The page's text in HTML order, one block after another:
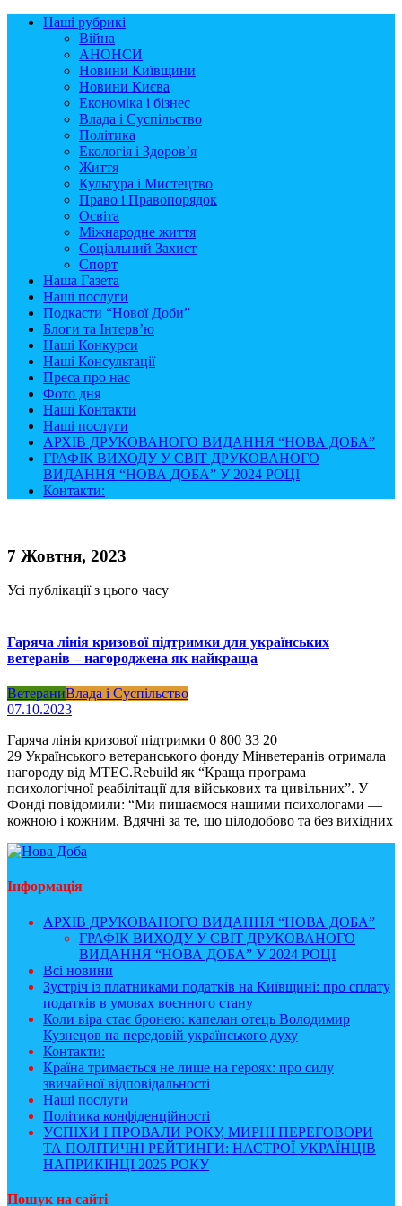
Наші рубрикі
Війна
АНОНСИ
Новини Київщини
Новини Києва
Економіка і бізнес
Влада і Суспільство
Політика
Екологія і Здоров’я
Життя
Культура і Мистецтво
Право і Правопорядок
Освіта
Міжнародне життя
Соціальний Захист
Спорт
Наша Газета
Наші послуги
Подкасти “Нової Доби”
Блоги та Інтерв’ю
Наші Конкурси
Наші Консультації
Преса про нас
Фото дня
Наші Контакти
Наші послуги
АРХІВ ДРУКОВАНОГО ВИДАННЯ “НОВА ДОБА”
ГРАФІК ВИХОДУ У СВІТ ДРУКОВАНОГО
ВИДАННЯ “НОВА ДОБА” У 2024 РОЦІ
Контакти:
7 Жовтня, 2023
Усі публікації з цього часу
Гаряча лінія кризової підтримки для українських
ветеранів – нагороджена як найкраща
ВетераниВлада і Суспільство
07.10.2023
Гаряча лінія кризової підтримки 0 800 33 20
29 Українського ветеранського фонду Мінветеранів отримала
нагороду від MTEC.Rebuild як “Краща програма
психологічної реабілітації для військових та цивільних”. У
Фонді повідомили: “Ми пишаємося нашими психологами —
кожною і кожним. Вдячні за те, що цілодобово та без вихідних
Інформація
АРХІВ ДРУКОВАНОГО ВИДАННЯ “НОВА ДОБА”
ГРАФІК ВИХОДУ У СВІТ ДРУКОВАНОГО
ВИДАННЯ “НОВА ДОБА” У 2024 РОЦІ
Всі новини
Зустріч із платниками податків на Київщині: про сплату
податків в умовах воєнного стану
Коли віра стає бронею: капелан отець Володимир
Кузнецов на передовій українського духу
Контакти:
Країна тримається не лише на героях: про силу
звичайної відповідальності
Наші послуги
Політика конфіденційності
УСПІХИ І ПРОВАЛИ РОКУ, МИРНІ ПЕРЕГОВОРИ
ТА ПОЛІТИЧНІ РЕЙТИНГИ: НАСТРОЇ УКРАЇНЦІВ
НАПРИКІНЦІ 2025 РОКУ
Пошук на сайті